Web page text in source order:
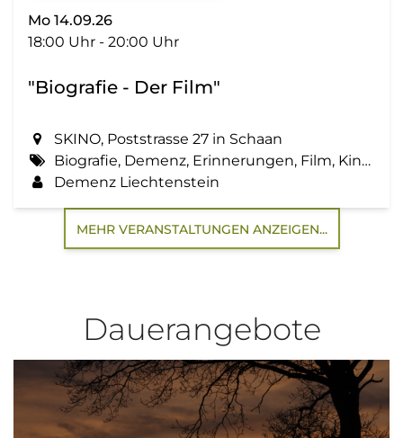
Mo 14.09.26
18:00 Uhr - 20:00 Uhr
"Biografie - Der Film"
SKINO, Poststrasse 27 in Schaan
Biografie, Demenz, Erinnerungen, Film, Kino, Lebensgeschichte, Zemma tua - Senioren gemeinsam aktiv
Demenz Liechtenstein
MEHR VERANSTALTUNGEN ANZEIGEN...
Dauerangebote